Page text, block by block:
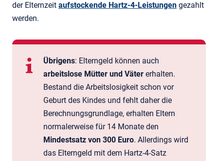
der Elternzeit aufstockende Hartz-4-Leistungen gezahlt
werden.
Übrigens: Elterngeld können auch
arbeitslose Mütter und Väter erhalten.
Bestand die Arbeitslosigkeit schon vor
Geburt des Kindes und fehlt daher die
Berechnungsgrundlage, erhalten Eltern
normalerweise für 14 Monate den
Mindestsatz von 300 Euro. Allerdings wird
das Elterngeld mit dem Hartz-4-Satz